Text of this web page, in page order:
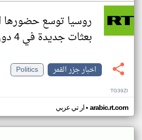
روسيا توسع حضورها
بعثات جديدة في 4 دول أفريقية
اخبار جزر القمر
Politics
TG39ZI
ار تي عربي• arabic.rt.com